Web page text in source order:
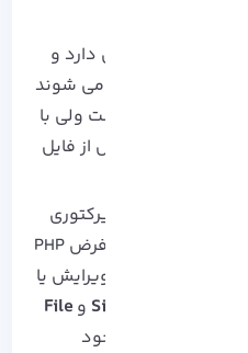
فایل های ini اطلاعات پیکربندی PHP ها را نگه می دارد و
برای برنامه هایی مانند وردپرس که روی PHP اجرا می شوند
استفاده می کند. فایل اولیه استاندارد php.ini است ولی با
های جدید وردپرس از فایل
در این روش اگر هیچ کدام از فایل های ini در دایرکتوری
ریشه شما موجود نباشد، سایت از تنظیمات پیش فرض PHP
کرد. برای ویرایش یا
Site وFile
را برای وب سایت خود